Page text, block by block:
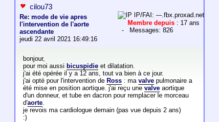
cilou73
Re: mode de vie apres
l'intervention de l'aorte
ascendante
jeudi 22 avril 2021 16:49:16
IP/FAI: ---.fbx.proxad.net
Membre depuis : 17 ans
- Messages: 826
bonjour,
pour moi aussi bicuspidieet dilatation.
j'ai été opérée il y a 12 ans, tout va bien à ce jour.
j'ai opté pour l'intervention de Ross: ma valvepulmonaire a
été mise en position aortique. j'ai reçu une valveaortique
d'un donneur, et tube en dacron pour remplacer le morceau
d'aorte.
je revois ma cardiologue demain (pas vue depuis 2 ans)
:)